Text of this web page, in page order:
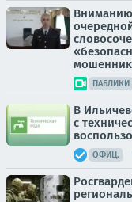
Вниманию
ПАБЛИКИ
В
с
ОФИЦ.